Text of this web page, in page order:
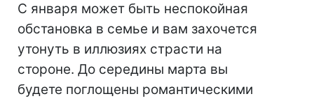
С января может быть неспокойная
обстановка в семье и вам захочется
утонуть в иллюзиях страсти на
стороне. До середины марта вы
будете поглощены романтическими